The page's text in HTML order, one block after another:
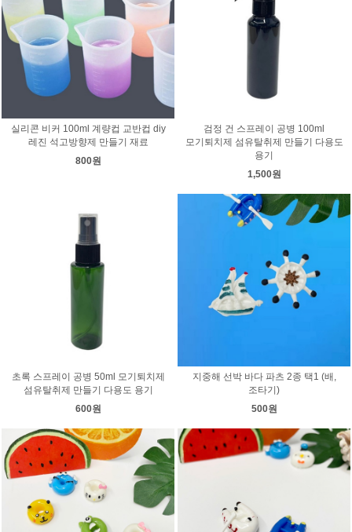
실리콘 비커 100ml 계량컵 교반컵 diy
레진 석고방향제 만들기 재료
800원
검정 건 스프레이 공병 100ml
모기퇴치제 섬유탈취제 만들기 다용도
용기
1,500원
초록 스프레이 공병 50ml 모기퇴치제
섬유탈취제 만들기 다용도 용기
600원
지중해 선박 바다 파츠 2종 택1 (배,
조타기)
500원